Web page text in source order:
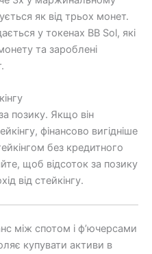
як від трьох монет.
у токенах BB Sol, які
та зароблені
позику. Якщо він
фінансово вигідніше
без кредитного
щоб відсоток за позику
від стейкінгу.
між спотом і ф’ючерсами
купувати активи в